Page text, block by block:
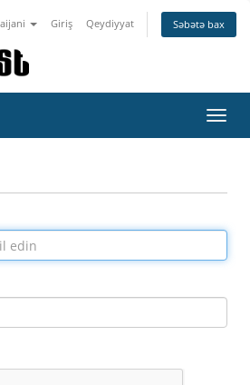
Giriş Qeydiyyat Səbətə bax
keçid